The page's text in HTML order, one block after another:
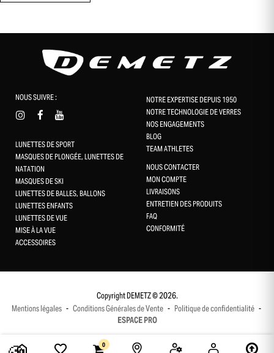
NOUS SUIVRE :
LUNETTES DE SPORT
MASQUES DE PLONGÉE, LUNETTES DE
NATATION
MASQUES DE SKI
LUNETTES DE BALLES, BALLONS
LUNETTES ENFANTS
LUNETTES DE VUE
MISE À LA VUE
ACCESSOIRES
NOTRE EXPERTISE DEPUIS 1950
NOTRE TECHNOLOGIE DE VERRES
NOS ENGAGEMENTS
BLOG
TEAM ATHLETES
NOUS CONTACTER
MON COMPTE
LIVRAISONS
ENTRETIEN DES PRODUITS
FAQ
CONFORMITÉ
Copyright DEMETZ © 2026.
Mentions légales - Conditions Générales de Vente - Politique de confidentialité -
ESPACE PRO
0
Gestion des cookies
Ce site utilise des cookies et vous donne le contrôle sur ceux que
Tout refuser
Personnaliser